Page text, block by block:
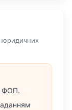
юридичних
ФОП.